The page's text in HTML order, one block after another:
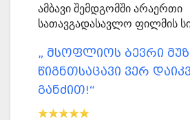
ამბავი შემდგომში არაერთი
სათავგადასავლო ფილმის
„ მსოფლიოს ბევრი
წიგნთსაცავი ვერ
განძით!“